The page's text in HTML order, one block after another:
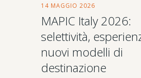
14 MAGGIO 2026
MAPIC Italy 2026:
selettività,
nuovi modelli di
destinazione